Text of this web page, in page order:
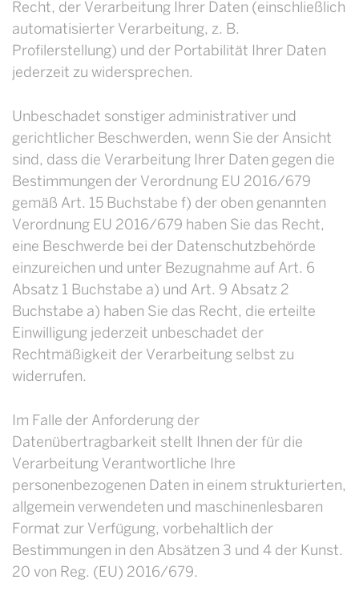
Recht, der Verarbeitung Ihrer Daten (einschließlich
automatisierter Verarbeitung, z. B.
Profilerstellung) und der Portabilität Ihrer Daten
jederzeit zu widersprechen.
Unbeschadet sonstiger administrativer und
gerichtlicher Beschwerden, wenn Sie der Ansicht
sind, dass die Verarbeitung Ihrer Daten gegen die
Bestimmungen der Verordnung EU 2016/679
gemäß Art. 15 Buchstabe f) der oben genannten
Verordnung EU 2016/679 haben Sie das Recht,
eine Beschwerde bei der Datenschutzbehörde
einzureichen und unter Bezugnahme auf Art. 6
Absatz 1 Buchstabe a) und Art. 9 Absatz 2
Buchstabe a) haben Sie das Recht, die erteilte
Einwilligung jederzeit unbeschadet der
Rechtmäßigkeit der Verarbeitung selbst zu
widerrufen.
Im Falle der Anforderung der
Datenübertragbarkeit stellt Ihnen der für die
Verarbeitung Verantwortliche Ihre
personenbezogenen Daten in einem strukturierten,
allgemein verwendeten und maschinenlesbaren
Format zur Verfügung, vorbehaltlich der
Bestimmungen in den Absätzen 3 und 4 der Kunst.
20 von Reg. (EU) 2016/679.